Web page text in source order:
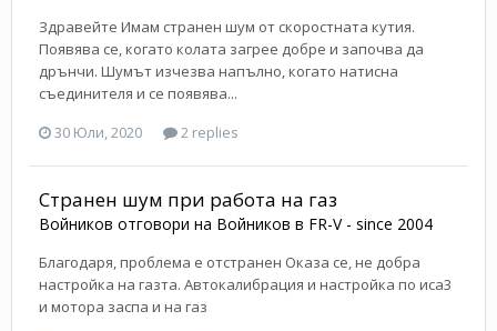
Здравейте Имам странен шум от скоростната кутия.
Появява се, когато колата загрее добре и започва да
дрънчи. Шумът изчезва напълно, когато натисна
съединителя и се появява...
30 Юли, 2020
2 replies
Странен шум при работа на газ
Войников отговори на Войников в FR-V - since 2004
Благодаря, проблема е отстранен Оказа се, не добра
настройка на газта. Автокалибрация и настройка по иса3
и мотора заспа и на газ